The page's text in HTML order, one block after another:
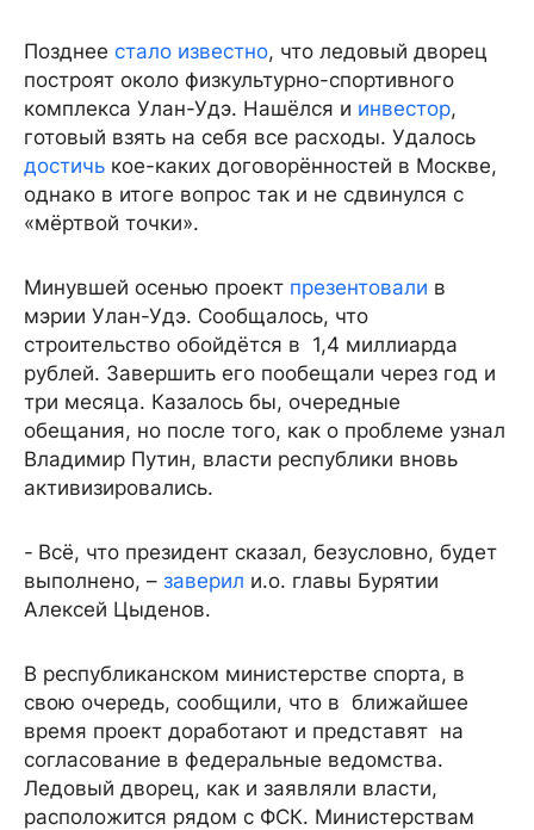
Позднее стало известно, что ледовый дворец
построят около физкультурно-спортивного
комплекса Улан-Удэ. Нашёлся и инвестор,
готовый взять на себя все расходы. Удалось
достичь кое-каких договорённостей в Москве,
однако в итоге вопрос так и не сдвинулся с
«мёртвой точки».
Минувшей осенью проект презентовали в
мэрии Улан-Удэ. Сообщалось, что
строительство обойдётся в 1,4 миллиарда
рублей. Завершить его пообещали через год и
три месяца. Казалось бы, очередные
обещания, но после того, как о проблеме узнал
Владимир Путин, власти республики вновь
активизировались.
- Всё, что президент сказал, безусловно, будет
выполнено, – заверил и.о. главы Бурятии
Алексей Цыденов.
В республиканском министерстве спорта, в
свою очередь, сообщили, что в ближайшее
время проект доработают и представят на
согласование в федеральные ведомства.
Ледовый дворец, как и заявляли власти,
расположится рядом с ФСК. Министерствам